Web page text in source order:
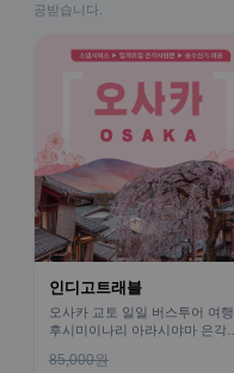
공받습니다.
인디고트래블
오사카 교토 일일 버스투어 여행
후시미이나리 아라시야마 은각사
85,000원